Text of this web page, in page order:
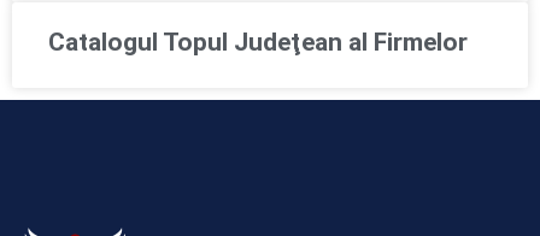
Catalogul Topul Judeţean al Firmelor